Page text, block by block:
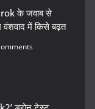
के जवाब से
वंशवाद में किसे बढ़त